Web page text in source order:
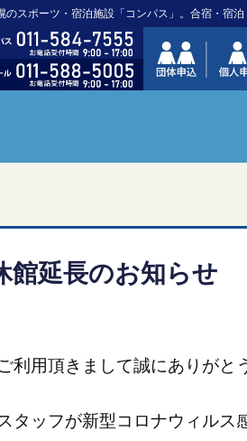
のスポーツ・宿泊施設「コンパス」。合宿・宿
館延長のお知らせ
利用頂きまして誠にありがと
タッフが新型コロナウィル